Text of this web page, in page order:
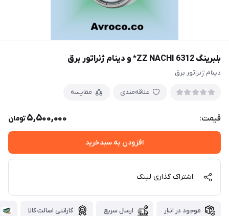
بلبرینگ 6312 ZZ NACHI* و دینام ژنراتور برق
دینام ژنراتور برق
علاقه‌مندی مقایسه
قیمت: 5,500,000تومان
افزودن به سبدخرید
اشتراک گذاری لینک
موجود در انبار ارسال سریع گارانتی اصالت کالا